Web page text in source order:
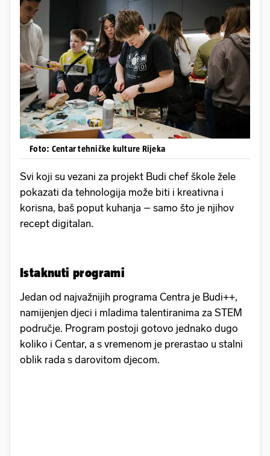
Foto: Centar tehničke kulture Rijeka
Svi koji su vezani za projekt Budi chef škole žele
pokazati da tehnologija može biti i kreativna i
korisna, baš poput kuhanja – samo što je njihov
recept digitalan.
Istaknuti programi
Jedan od najvažnijih programa Centra je Budi++,
namijenjen djeci i mladima talentiranima za STEM
područje. Program postoji gotovo jednako dugo
koliko i Centar, a s vremenom je prerastao u stalni
oblik rada s darovitom djecom.